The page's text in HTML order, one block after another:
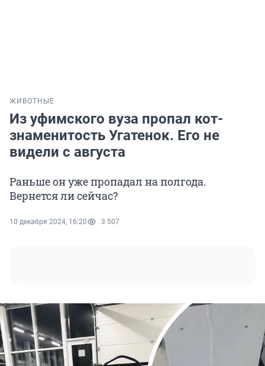
ЖИВОТНЫЕ
Из уфимского вуза пропал кот-
знаменитость Угатенок. Его не
видели с августа
Раньше он уже пропадал на полгода.
Вернется ли сейчас?
10 декабря 2024, 16:20 3 507